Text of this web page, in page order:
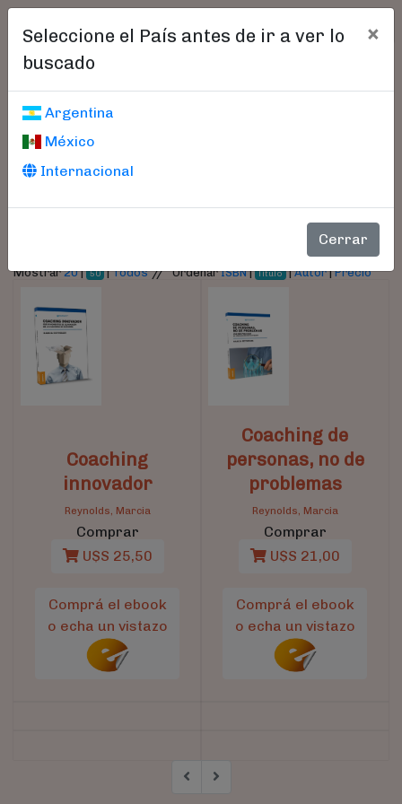
Seleccione el País antes de ir a ver lo
buscado
×
Argentina
México
Internacional
Cerrar
Libros encontrados
Parámetros
Mostrar20| 50 |Todos//OrdenarISBN| Título |Autor|Precio
Coaching
innovador
Reynolds, Marcia
Comprar
U$S 25,50
Comprá el ebook
o echa un vistazo
Coaching de
personas, no de
problemas
Reynolds, Marcia
Comprar
U$S 21,00
Comprá el ebook
o echa un vistazo